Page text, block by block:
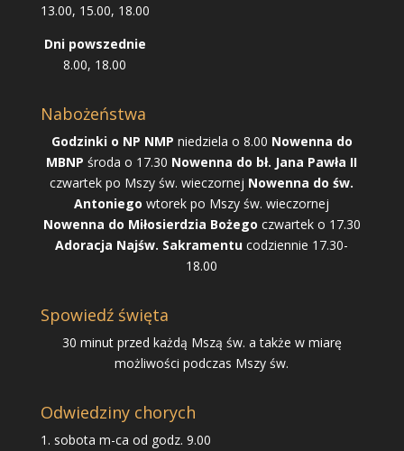
13.00, 15.00, 18.00
Dni powszednie
8.00, 18.00
Nabożeństwa
Godzinki o NP NMP niedziela o 8.00 Nowenna do
MBNP środa o 17.30 Nowenna do bł. Jana Pawła II
czwartek po Mszy św. wieczornej Nowenna do św.
Antoniegowtorek po Mszy św. wieczornej
Nowenna do Miłosierdzia Bożego czwartek o 17.30
Adoracja Najśw. Sakramentucodziennie 17.30-
18.00
Spowiedź święta
30 minut przed każdą Mszą św. a także w miarę
możliwości podczas Mszy św.
Odwiedziny chorych
1. sobota m-ca od godz. 9.00